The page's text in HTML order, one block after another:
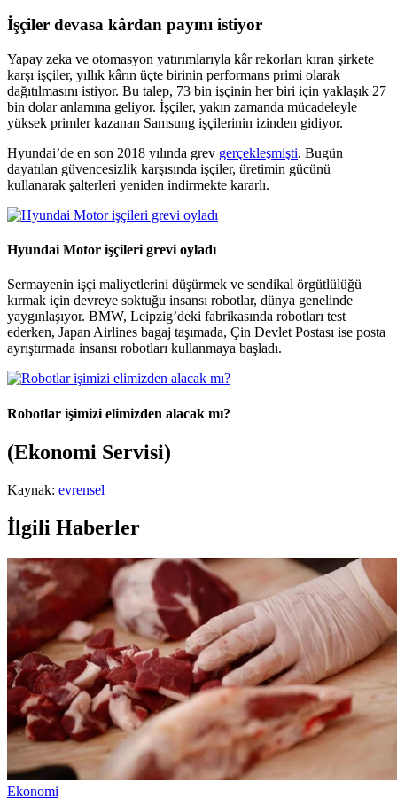
İşçiler devasa kârdan payını istiyor
Yapay zeka ve otomasyon yatırımlarıyla kâr rekorları kıran şirkete
karşı işçiler, yıllık kârın üçte birinin performans primi olarak
dağıtılmasını istiyor. Bu talep, 73 bin işçinin her biri için yaklaşık 27
bin dolar anlamına geliyor. İşçiler, yakın zamanda mücadeleyle
yüksek primler kazanan Samsung işçilerinin izinden gidiyor.
Hyundai’de en son 2018 yılında grev gerçekleşmişti. Bugün
dayatılan güvencesizlik karşısında işçiler, üretimin gücünü
kullanarak şalterleri yeniden indirmekte kararlı.
Hyundai Motor işçileri grevi oyladı
Sermayenin işçi maliyetlerini düşürmek ve sendikal örgütlülüğü
kırmak için devreye soktuğu insansı robotlar, dünya genelinde
yaygınlaşıyor. BMW, Leipzig’deki fabrikasında robotları test
ederken, Japan Airlines bagaj taşımada, Çin Devlet Postası ise posta
ayrıştırmada insansı robotları kullanmaya başladı.
Robotlar işimizi elimizden alacak mı?
(Ekonomi Servisi)
Kaynak: evrensel
İlgili Haberler
Ekonomi